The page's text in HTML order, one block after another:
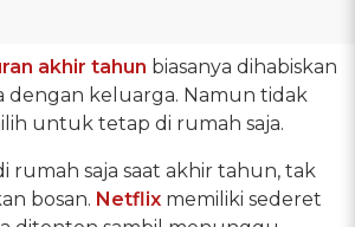
akhir tahun biasanya dihabiskan
dengan keluarga. Namun tidak
untuk tetap di rumah saja.
rumah saja saat akhir tahun, tak
bosan. Netflix memiliki sederet